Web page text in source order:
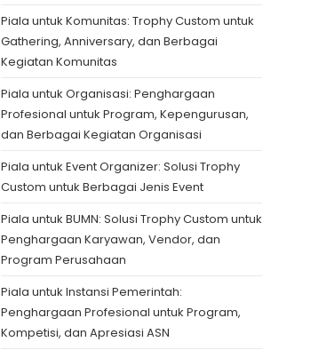
Piala untuk Komunitas: Trophy Custom untuk
Gathering, Anniversary, dan Berbagai
Kegiatan Komunitas
Piala untuk Organisasi: Penghargaan
Profesional untuk Program, Kepengurusan,
dan Berbagai Kegiatan Organisasi
Piala untuk Event Organizer: Solusi Trophy
Custom untuk Berbagai Jenis Event
Piala untuk BUMN: Solusi Trophy Custom untuk
Penghargaan Karyawan, Vendor, dan
Program Perusahaan
Piala untuk Instansi Pemerintah:
Penghargaan Profesional untuk Program,
Kompetisi, dan Apresiasi ASN